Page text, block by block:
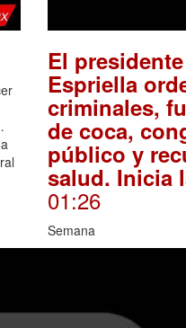
El
Espriella
criminales,
de coca,
público y
salud. Inicia
01:26
Semana